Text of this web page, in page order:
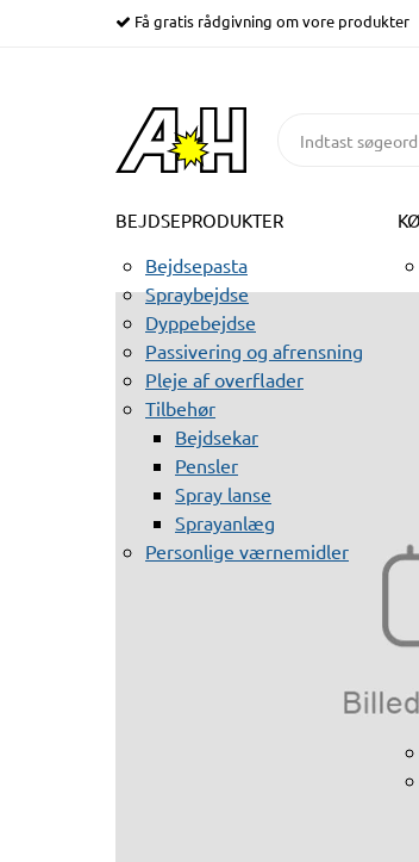
Få gratis rådgivning om vore produkter
BEJDSEPRODUKTER
Bejdsepasta
Spraybejdse
Dyppebejdse
Passivering og afrensning
Pleje af overflader
Tilbehør
Bejdsekar
Pensler
Spray lanse
Sprayanlæg
Personlige værnemidler